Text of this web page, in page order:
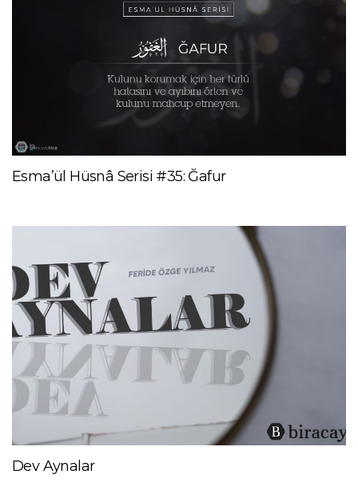
Esma’ül Hüsnâ Serisi #35: Ğafur
Dev Aynalar